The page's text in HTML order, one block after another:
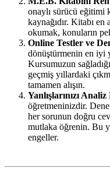
onaylı sürücü eğitimi
kaynağıdır. Kitabı
okumak, konuların
Online Testler ve
dönüştürmenin en iyi
Kursumuzun
geçmiş yıllardaki
tamamen alışın.
Yanlışlarınızı
öğretmeninizdir.
her sorunun doğru
mutlaka öğrenin. Bu
engeller.